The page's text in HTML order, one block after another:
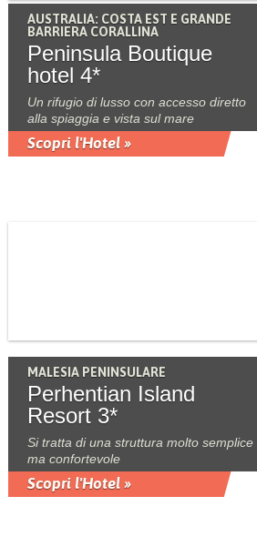
AUSTRALIA: COSTA EST E GRANDE
BARRIERA CORALLINA
Peninsula Boutique
hotel 4*
Un rifugio di lusso con accesso diretto
alla spiaggia e vista sul mare
Scopri l'Hotel »
MALESIA PENINSULARE
Perhentian Island
Resort 3*
Si tratta di una struttura molto semplice
ma confortevole
Scopri l'Hotel »